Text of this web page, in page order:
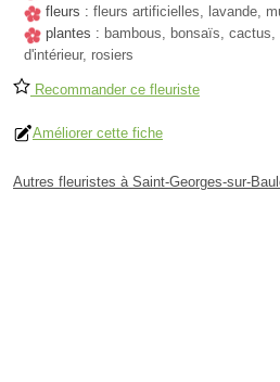
fleurs : fleurs artificielles, lavande,
plantes : bambous, bonsaïs,
d'intérieur, rosiers
Recommander ce fleuriste
Améliorer cette fiche
Autres fleuristes à Saint-Georges-sur-